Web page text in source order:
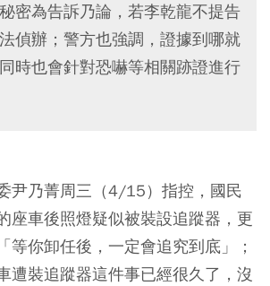
密為告訴乃論，若李乾龍不提告
偵辦；警方也強調，證據到哪就
時也會針對恐嚇等相關跡證進行
尹乃菁周三（4/15）指控，國民
座車後照燈疑似被裝設追蹤器，更
等你卸任後，一定會追究到底」；
遭裝追蹤器這件事已經很久了，沒